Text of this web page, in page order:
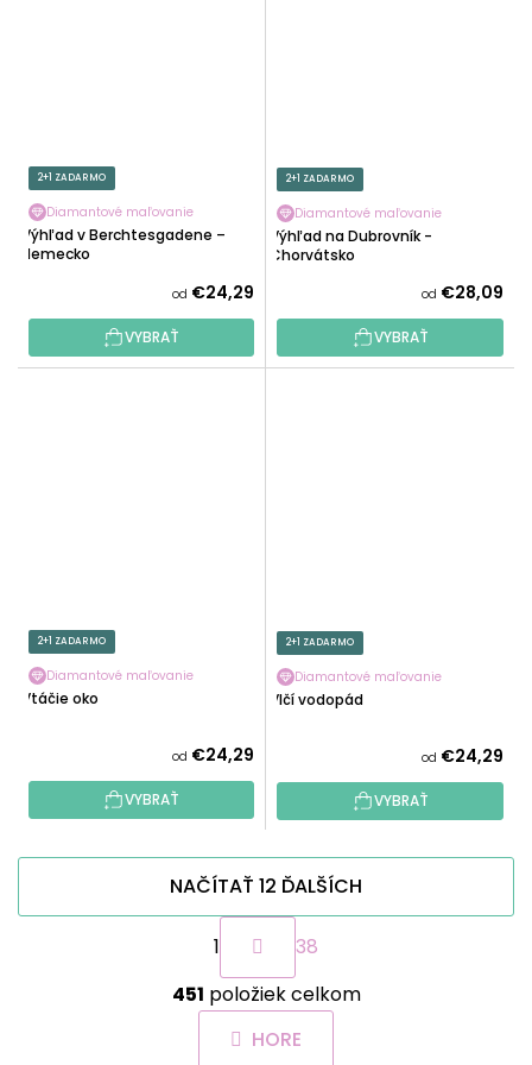
2+1 ZADARMO
Diamantové maľovanie
Výhľad v Berchtesgadene –
Nemecko
od €24,29
VYBRAŤ
2+1 ZADARMO
Diamantové maľovanie
Výhľad na Dubrovník -
Chorvátsko
od €28,09
VYBRAŤ
2+1 ZADARMO
Diamantové maľovanie
Vtáčie oko
od €24,29
VYBRAŤ
2+1 ZADARMO
Diamantové maľovanie
Vlčí vodopád
od €24,29
VYBRAŤ
O
v
l
á
NAČÍTAŤ 12 ĎALŠÍCH
S
r
á
n
k
1
38
451 položiek celkom
HORE